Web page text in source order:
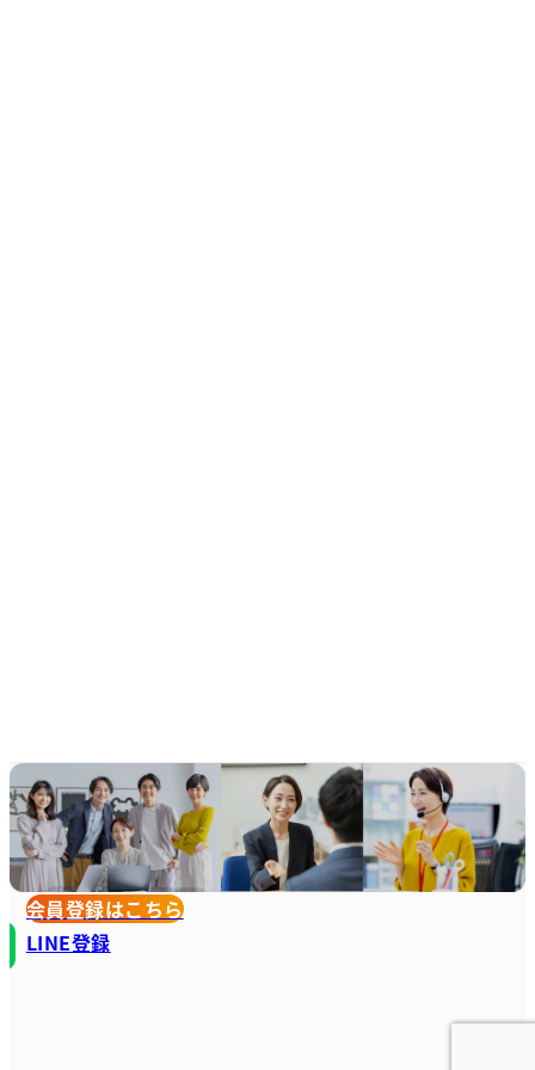
会員登録はこちら
LINE登録